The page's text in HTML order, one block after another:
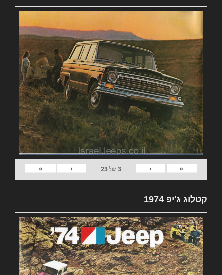
«
‹
3של23
›
»
קטלוג ג'יפ 1974